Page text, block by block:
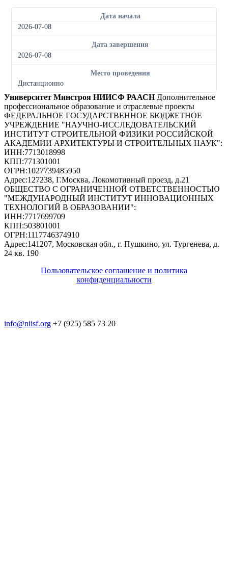
Дата начала
2026-07-08
Дата завершения
2026-07-08
Место проведения
Дистанционно
Университет Минстроя НИИСФ РААСН Дополнительное
профессиональное образование и отраслевые проекты
ФЕДЕРАЛЬНОЕ ГОСУДАРСТВЕННОЕ БЮДЖЕТНОЕ
УЧРЕЖДЕНИЕ "НАУЧНО-ИССЛЕДОВАТЕЛЬСКИЙ
ИНСТИТУТ СТРОИТЕЛЬНОЙ ФИЗИКИ РОССИЙСКОЙ
АКАДЕМИИ АРХИТЕКТУРЫ И СТРОИТЕЛЬНЫХ НАУК":
ИНН:7713018998
КПП:771301001
ОГРН:1027739485950
Адрес:127238, Г.Москва, Локомотивный проезд, д.21
ОБЩЕСТВО С ОГРАНИЧЕННОЙ ОТВЕТСТВЕННОСТЬЮ
"МЕЖДУНАРОДНЫЙ ИНСТИТУТ ИННОВАЦИОННЫХ
ТЕХНОЛОГИЙ В ОБРАЗОВАНИИ":
ИНН:7717699709
КПП:503801001
ОГРН:1117746374910
Адрес:141207, Московская обл., г. Пушкино, ул. Тургенева, д.
24 кв. 190
Пользовательское соглашение и политика
конфиденциальности
info@niisf.org +7 (925) 585 73 20